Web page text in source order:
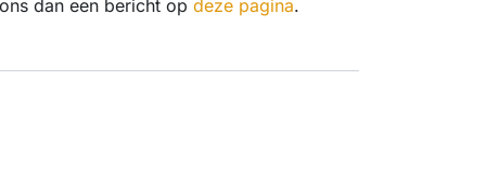
dan een bericht op deze pagina.